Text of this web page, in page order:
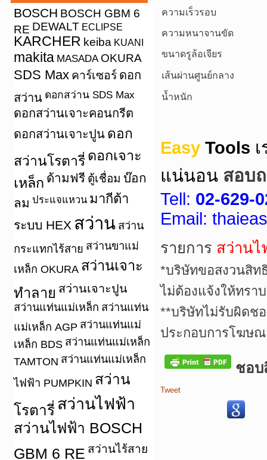
BOSCH BOSCH GBM 6
RE DEWALT ECLIPSE
KARCHER keiba KUANI
makita MASADA OKURA
SDS Max คาร์เซอร์ ดอก
สว่าน ดอกสว่าน SDS Max
ดอกสว่านเจาะคอนกรีต
ดอกสว่านเจาะปูน ดอก
สว่านโรตารี่ ดอกเจาะ
เหล็ก ด้ามฟรี ตู้เชื่อม บ๊อก
ลม ประแจแหวน มากีต้า
ระบบ HEX สว่าน สว่าน
กระแทกไร้สาย สว่านขาแม่
เหล็ก OKURA สว่านเจาะ
ทำลาย สว่านเจาะปูน
สว่านแท่นแม่เหล็ก สว่านแท่น
แม่เหล็ก AGP สว่านแท่นแม่
เหล็ก BDS สว่านแท่นแม่เหล็ก
TAMTON สว่านแท่นแม่เหล็ก
ไฟฟ้า PUMPKIN สว่าน
โรตารี่ สว่านไฟฟ้า
สว่านไฟฟ้า BOSCH
GBM 6 RE สว่านไร้สาย
ความเร็วรอบ
ความหนาจานขัด
ขนาดรูล้อเจียร
เส้นผ่านศูนย์กลาง
น้ำหนัก
Easy Tools
แน่นอน สอบ
Tell: 02-629-
Email:
รายการ สว่านไ
*บริษัทขอสงวนสิท
ไม่ต้องแจ้งให้ทรา
**บริษัทไม่รับผิดช
ประกอบการโฆษ
ชอบ
Tweet